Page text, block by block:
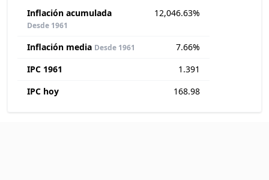
Inflación acumulada
Desde 1961
12,046.63%
Inflación media Desde 1961
7.66%
IPC 1961
1.391
IPC hoy
168.98